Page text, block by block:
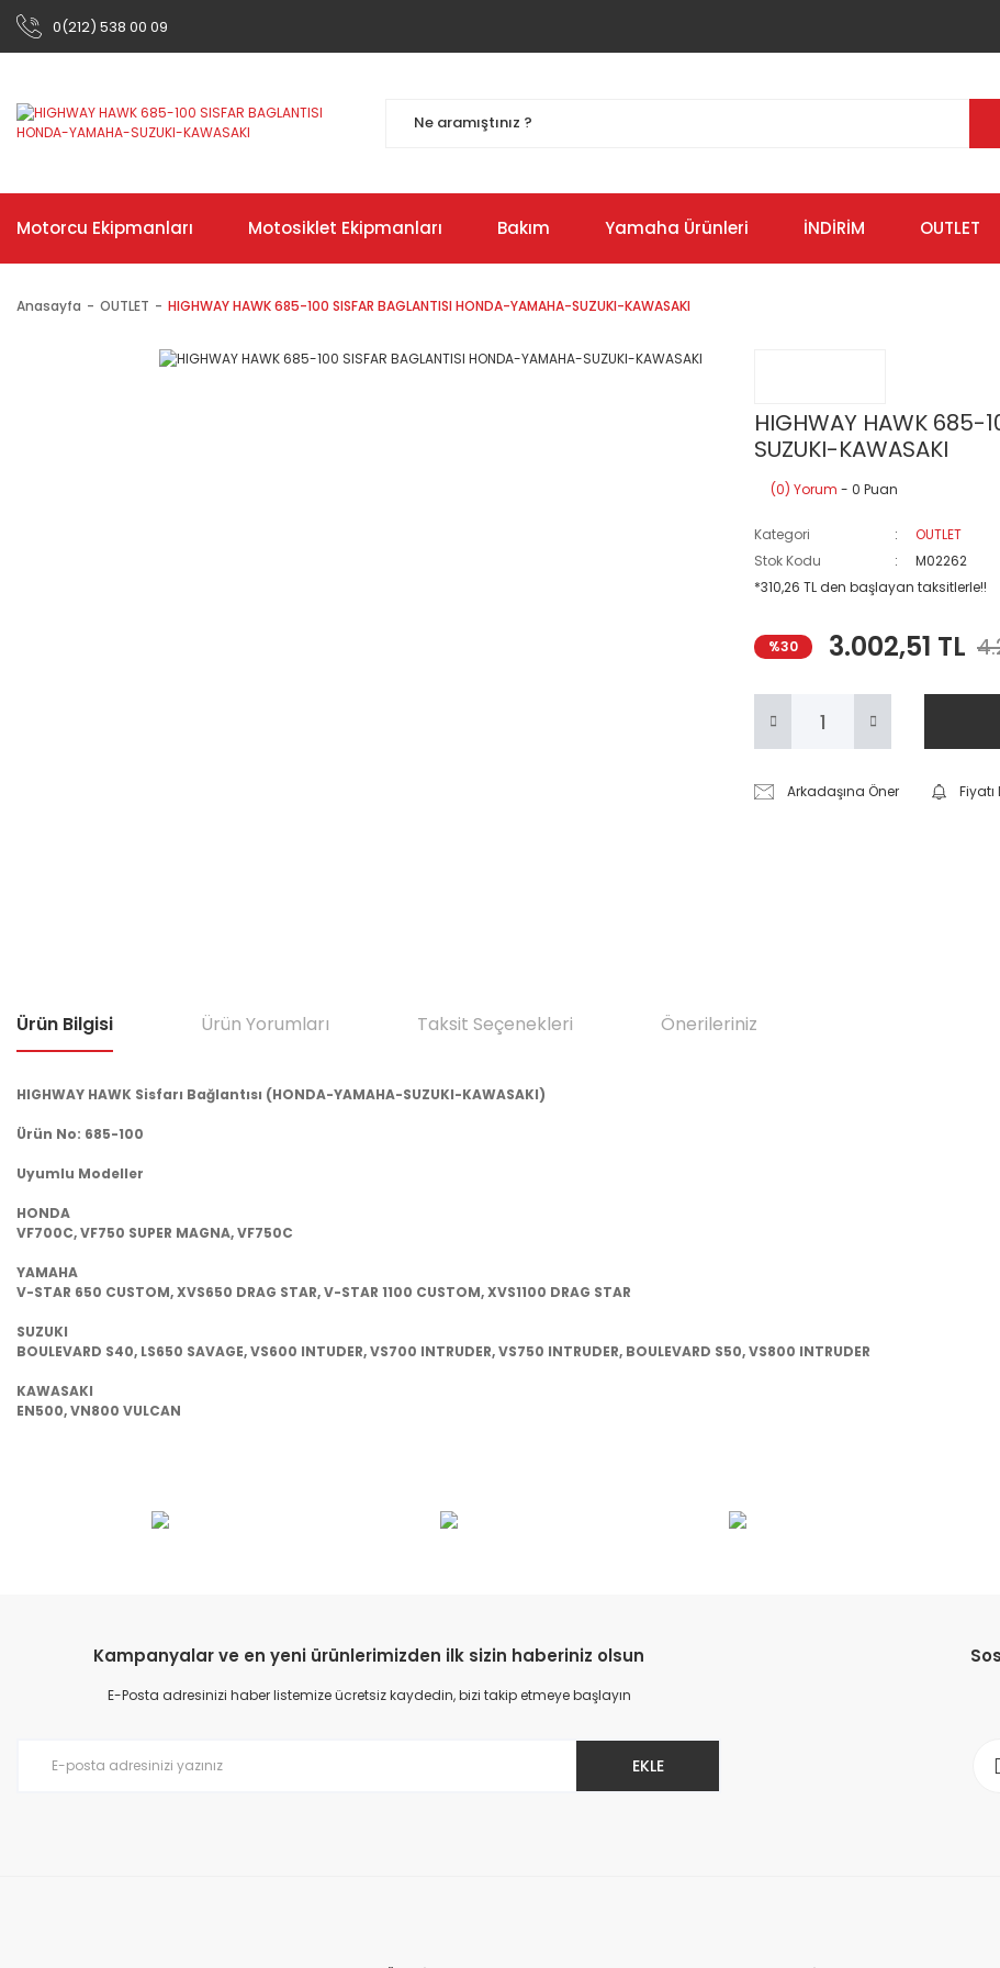
0(212) 538 00 09
Motorcu Ekipmanları Motosiklet Ekipmanları Bakım Yamaha Ürünleri İNDİRİM OUTLET
Anasayfa OUTLET HIGHWAY HAWK 685-100 SISFAR BAGLANTISI HONDA-YAMAHA-SUZUKI-KAWASAKI
HIGHWAY HAWK 685-
SUZUKI-KAWASAKI
(0) Yorum - 0 Puan
Kategori
OUTLET
Stok Kodu
M02262
*310,26 TL den başlayan taksitlerle!!
%30 3.002,51 TL
Arkadaşına Öner
Ürün Bilgisi Ürün Yorumları Taksit Seçenekleri Önerileriniz
HIGHWAY HAWK Sisfarı Bağlantısı (HONDA-YAMAHA-SUZUKI-KAWASAKI)
Ürün No: 685-100
Uyumlu Modeller
HONDA
VF700C, VF750 SUPER MAGNA, VF750C
YAMAHA
V-STAR 650 CUSTOM, XVS650 DRAG STAR, V-STAR 1100 CUSTOM, XVS1100 DRAG STAR
SUZUKI
BOULEVARD S40, LS650 SAVAGE, VS600 INTUDER, VS700 INTRUDER, VS750 INTRUDER, BOULEVARD S50, VS800 INTRUDER
KAWASAKI
EN500, VN800 VULCAN
Bu ürüne ilk yorumu siz yapın!
Görüş ve önerileriniz için teşekkür ederiz.
Ürün fiyatı diğer sitelerden daha pahalı.
Bu ürüne benzer farklı alternatifler olmalı.
Kampanyalar ve en yeni ürünlerimizden ilk sizin haberiniz olsun
E-Posta adresinizi haber listemize ücretsiz kaydedin, bizi takip etmeye başlayın
EKLE